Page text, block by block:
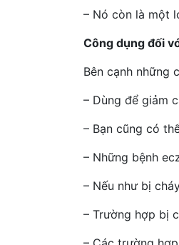
– Nó còn là một
Công dụng đối
Bên cạnh những
– Dùng để giảm
– Bạn cũng có
– Những bệnh
– Nếu như bị
– Trường hợp bị